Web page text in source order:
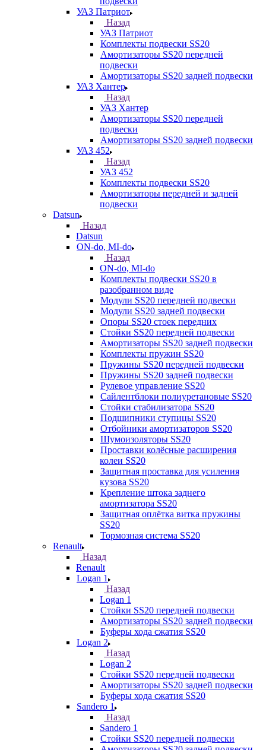
УАЗ Патриот
Назад
УАЗ Патриот
Комплекты подвески SS20
Амортизаторы SS20 передней
подвески
Амортизаторы SS20 задней подвески
УАЗ Хантер
Назад
УАЗ Хантер
Амортизаторы SS20 передней
подвески
Амортизаторы SS20 задней подвески
УАЗ 452
Назад
УАЗ 452
Комплекты подвески SS20
Амортизаторы передней и задней
подвески
Datsun
Назад
Datsun
ON-do, MI-do
Назад
ON-do, MI-do
Комплекты подвески SS20 в
разобранном виде
Модули SS20 передней подвески
Модули SS20 задней подвески
Опоры SS20 стоек передних
Стойки SS20 передней подвески
Амортизаторы SS20 задней подвески
Комплекты пружин SS20
Пружины SS20 передней подвески
Пружины SS20 задней подвески
Рулевое управление SS20
Сайлентблоки полиуретановые SS20
Стойки стабилизатора SS20
Подшипники ступицы SS20
Отбойники амортизаторов SS20
Шумоизоляторы SS20
Проставки колёсные расширения
колеи SS20
Защитная проставка для усиления
кузова SS20
Крепление штока заднего
амортизатора SS20
Защитная оплётка витка пружины
SS20
Тормозная система SS20
Renault
Назад
Renault
Logan 1
Назад
Logan 1
Стойки SS20 передней подвески
Амортизаторы SS20 задней подвески
Буферы хода сжатия SS20
Logan 2
Назад
Logan 2
Стойки SS20 передней подвески
Амортизаторы SS20 задней подвески
Буферы хода сжатия SS20
Sandero 1
Назад
Sandero 1
Стойки SS20 передней подвески